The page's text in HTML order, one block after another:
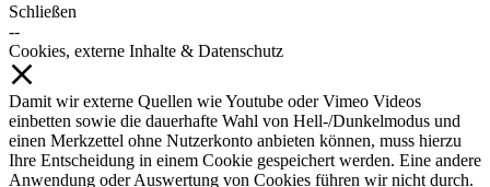
Schließen
--
Cookies, externe Inhalte & Datenschutz
Damit wir externe Quellen wie Youtube oder Vimeo Videos
einbetten sowie die dauerhafte Wahl von Hell-/Dunkelmodus und
einen Merkzettel ohne Nutzerkonto anbieten können, muss hierzu
Ihre Entscheidung in einem Cookie gespeichert werden. Eine andere
Anwendung oder Auswertung von Cookies führen wir nicht durch.